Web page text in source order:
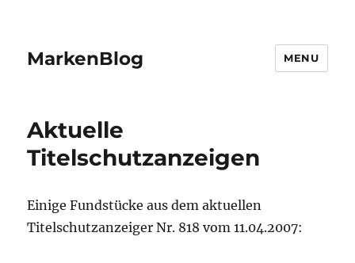
MarkenBlog MENU
Aktuelle
Titelschutzanzeigen
Einige Fundstücke aus dem aktuellen
Titelschutzanzeiger Nr. 818 vom 11.04.2007: